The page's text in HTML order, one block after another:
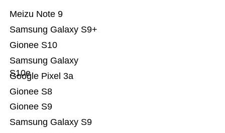
Samsung Galaxy S9
Gionee S9
Gionee S8
Google Pixel 3a
Samsung Galaxy
S10e
Gionee S10
Samsung Galaxy S9+
Meizu Note 9